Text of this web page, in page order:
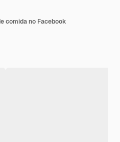
comida no Facebook